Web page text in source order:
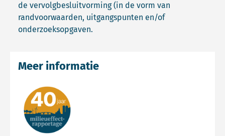
de vervolgbesluitvorming (in de vorm van
randvoorwaarden, uitgangspunten en/of
onderzoeksopgaven.
Meer informatie